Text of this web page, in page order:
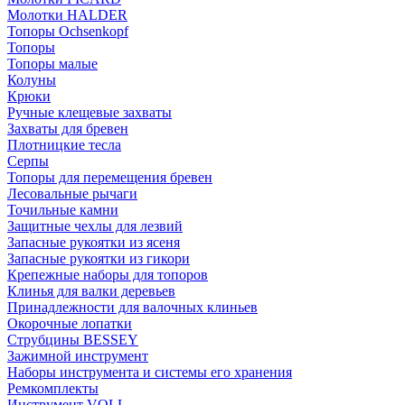
Молотки HALDER
Топоры Ochsenkopf
Топоры
Топоры малые
Колуны
Крюки
Ручные клещевые захваты
Захваты для бревен
Плотницкие тесла
Серпы
Топоры для перемещения бревен
Лесовальные рычаги
Точильные камни
Защитные чехлы для лезвий
Запасные рукоятки из ясеня
Запасные рукоятки из гикори
Крепежные наборы для топоров
Клинья для валки деревьев
Принадлежности для валочных клиньев
Окорочные лопатки
Струбцины BESSEY
Зажимной инструмент
Наборы инструмента и системы его хранения
Ремкомплекты